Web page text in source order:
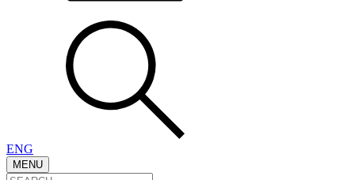
ENG
MENU